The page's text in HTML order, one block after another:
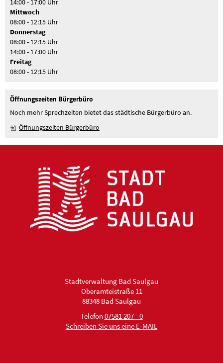
14:00 - 17:00 Uhr
Mittwoch
08:00 - 12:15 Uhr
Donnerstag
08:00 - 12:15 Uhr
14:00 - 17:00 Uhr
Freitag
08:00 - 12:15 Uhr
Öffnungszeiten Bürgerbüro
Noch mehr Sprechzeiten bietet das städtische Bürgerbüro an.
Öffnungszeiten Bürgerbüro
Stadtverwaltung Bad Saulgau
Oberamteistraße 11
88348 Bad Saulgau
Telefon 07581 207 - 0
Schreiben Sie uns eine E-MAIL